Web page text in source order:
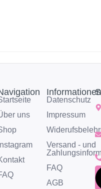
uns
Informationen
Datenschutz
Impressum
Versand - und
FAQ
AGB